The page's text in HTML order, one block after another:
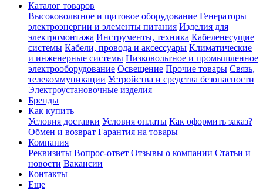
Каталог товаров
Высоковольтное и щитовое оборудование Генераторы
электроэнергии и элементы питания Изделия для
электромонтажа Инструменты, техника Кабеленесущие
системы Кабели, провода и аксессуары Климатические
и инженерные системы Низковольтное и промышленное
электрооборудование Освещение Прочие товары Связь,
телекоммуникации Устройства и средства безопасности
Электроустановочные изделия
Бренды
Как купить
Условия доставки Условия оплаты Как оформить заказ?
Обмен и возврат Гарантия на товары
Компания
Реквизиты Вопрос-ответ Отзывы о компании Статьи и
новости Вакансии
Контакты
Еще